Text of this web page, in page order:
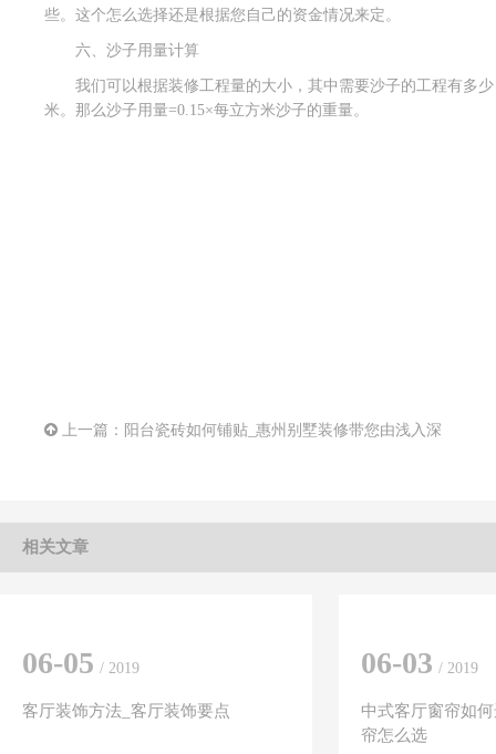
些。这个怎么选择还是根据您自己的资金情况来定。
六、沙子用量计算
我们可以根据装修工程量的大小，其中需要沙子的工程有多
米。那么沙子用量=0.15×每立方米沙子的重量。
上一篇： 阳台瓷砖如何铺贴_惠州别墅装修带您由浅入深
相关文章
06-05 / 2019
客厅装饰方法_客厅装饰要点
06-03 / 2019
中式客厅窗帘如
帘怎么选